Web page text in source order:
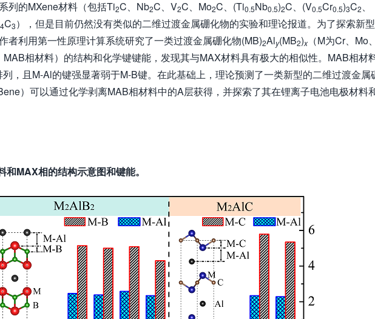
列的MXene材料（包括Ti2C、Nb2C、V2C、Mo2C、(Ti0.5Nb0.5)2C、(V0.5Cr0.5)3C2、
4C3），但是目前仍然没有类似的二维过渡金属硼化物的实验和理论报道。为了探索新
者利用第一性原理计算系统研究了一类过渡金属硼化物(MB)2Aly(MB2)x （M为Cr、Mo
相材料）的结构和化学键键能，发现其与MAX材料具有极大的相似性。MAB相材
，且M-Al的键强显著弱于M-B键。在此基础上，理论预测了一类新型的二维过渡金属
）可以通过化学剥离MAB相材料中的A层获得，并探索了其在锂离子电池电极材料
和MAX相的结构示意图和键能。